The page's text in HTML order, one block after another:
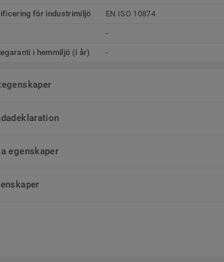
för industrimiljö EN ISO 10874
-
i hemmiljö (i år) -
egenskaper